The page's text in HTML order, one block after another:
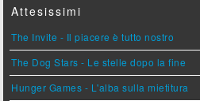
Attesissimi
The Invite - Il piacere è tutto nostro
The Dog Stars - Le stelle dopo la fine
Hunger Games - L'alba sulla mietitura